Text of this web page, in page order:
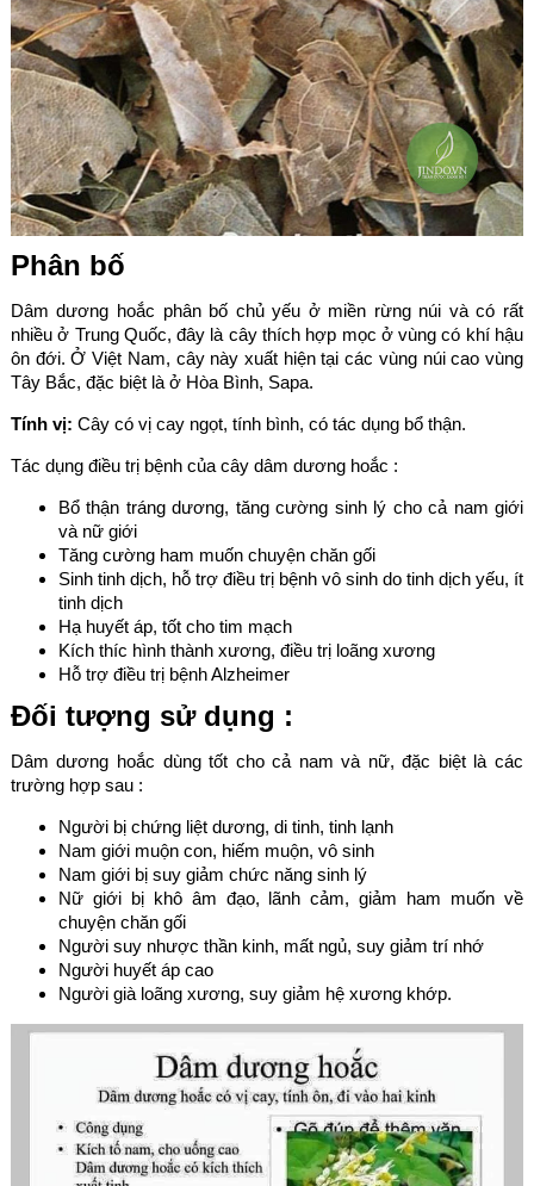
Phân bố
Dâm dương hoắc phân bố chủ yếu ở miền rừng núi và có rất
nhiều ở Trung Quốc, đây là cây thích hợp mọc ở vùng có khí hậu
ôn đới. Ở Việt Nam, cây này xuất hiện tại các vùng núi cao vùng
Tây Bắc, đặc biệt là ở Hòa Bình, Sapa.
Tính vị: Cây có vị cay ngọt, tính bình, có tác dụng bổ thận.
Tác dụng điều trị bệnh của cây dâm dương hoắc :
Bổ thận tráng dương, tăng cường sinh lý cho cả nam giới
và nữ giới
Tăng cường ham muốn chuyện chăn gối
Sinh tinh dịch, hỗ trợ điều trị bệnh vô sinh do tinh dịch yếu, ít
tinh dịch
Hạ huyết áp, tốt cho tim mạch
Kích thíc hình thành xương, điều trị loãng xương
Hỗ trợ điều trị bệnh Alzheimer
Đối tượng sử dụng :
Dâm dương hoắc dùng tốt cho cả nam và nữ, đặc biệt là các
trường hợp sau :
Người bị chứng liệt dương, di tinh, tinh lạnh
Nam giới muộn con, hiếm muộn, vô sinh
Nam giới bị suy giảm chức năng sinh lý
Nữ giới bị khô âm đạo, lãnh cảm, giảm ham muốn về
chuyện chăn gối
Người suy nhược thần kinh, mất ngủ, suy giảm trí nhớ
Người huyết áp cao
Người già loãng xương, suy giảm hệ xương khớp.